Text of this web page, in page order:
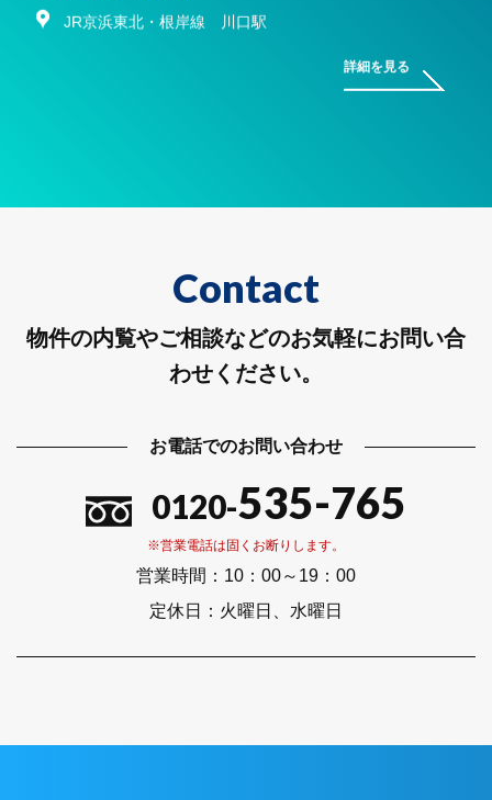
JR京浜東北・根岸線 川口駅
詳細を見る
Contact
物件の内覧やご相談などのお気軽にお問い合
わせください。
お電話でのお問い合わせ
0120-535-765
※営業電話は固くお断りします。
営業時間： 10：00～19：00
定休日： 火曜日、水曜日